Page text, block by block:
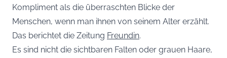
Kompliment als die überraschten Blicke der
Menschen, wenn man ihnen von seinem Alter erzählt.
Das berichtet die Zeitung Freundin.
Es sind nicht die sichtbaren Falten oder grauen Haare,